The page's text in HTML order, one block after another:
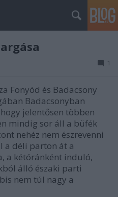
1
Fonyód és Badacsony
Badacsonyban
jelentősen többen
mindig sor áll a büfék
nehéz nem észrevenni
a déli parton át a
a kétóránként induló,
álló északi parti
nem túl nagy a